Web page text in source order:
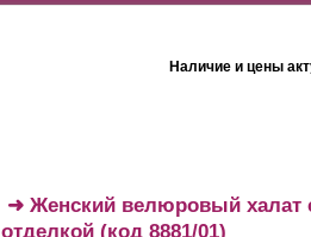
Наличие и цены
➜ Женский велюровый халат
отделкой (код 8881/01)